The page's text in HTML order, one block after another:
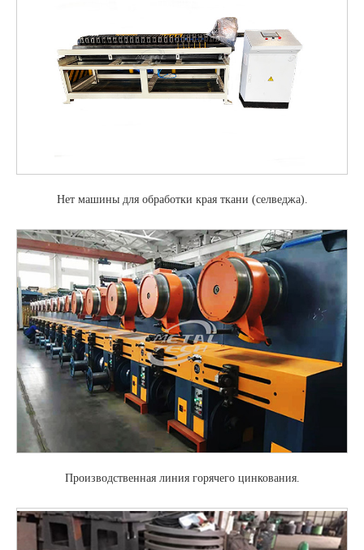
Нет машины для обработки края ткани (селведжа).
Производственная линия горячего цинкования.